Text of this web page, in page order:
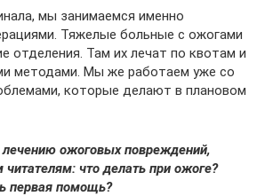
мы занимаемся именно
Тяжелые больные с ожогами
отделения. Там их лечат по квотам и
методами. Мы же работаем уже со
которые делают в плановом
лечению ожоговых повреждений,
что делать при ожоге?
первая помощь?